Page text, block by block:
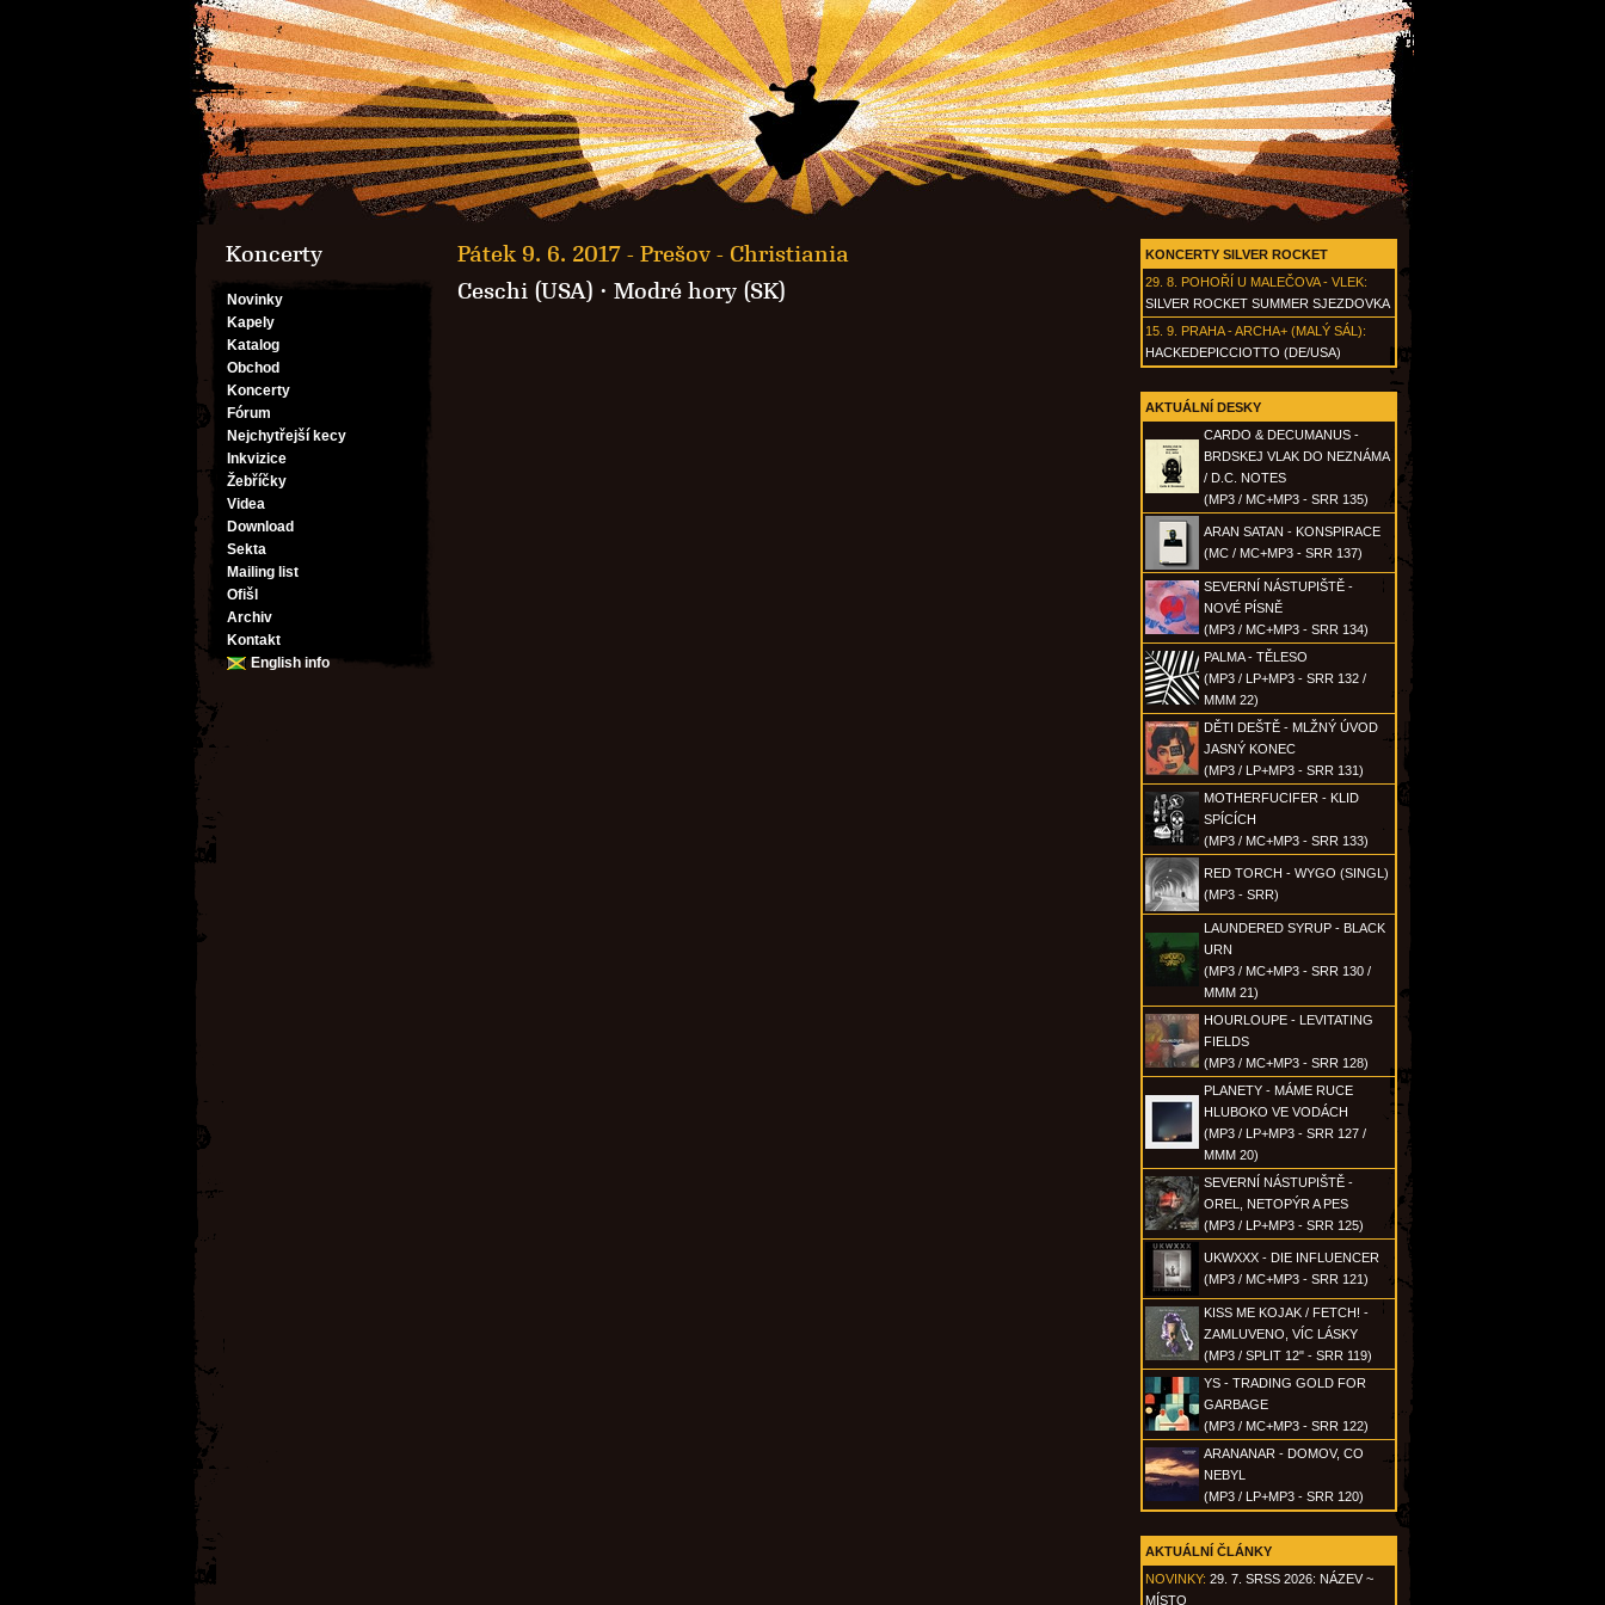
Koncerty
Novinky
Kapely
Katalog
Obchod
Koncerty
Fórum
Nejchytřejší kecy
Inkvizice
Žebříčky
Videa
Download
Sekta
Mailing list
Ofišl
Archiv
Kontakt
English info
KONCERTY SILVER ROCKET
29. 8. POHOŘÍ U MALEČOVA - VLEK:
SILVER ROCKET SUMMER SJEZDOVKA
15. 9. PRAHA - ARCHA+ (MALÝ SÁL):
HACKEDEPICCIOTTO (DE/USA)
AKTUÁLNÍ DESKY
CARDO & DECUMANUS -
BRDSKEJ VLAK DO NEZNÁMA
/ D.C. NOTES
(MP3 / MC+MP3 - SRR 135)
ARAN SATAN - KONSPIRACE
(MC / MC+MP3 - SRR 137)
SEVERNÍ NÁSTUPIŠTĚ -
NOVÉ PÍSNĚ
(MP3 / MC+MP3 - SRR 134)
PALMA - TĚLESO
(MP3 / LP+MP3 - SRR 132 /
MMM 22)
DĚTI DEŠTĚ - MLŽNÝ ÚVOD
JASNÝ KONEC
(MP3 / LP+MP3 - SRR 131)
MOTHERFUCIFER - KLID
SPÍCÍCH
(MP3 / MC+MP3 - SRR 133)
RED TORCH - WYGO (SINGL)
(MP3 - SRR)
LAUNDERED SYRUP - BLACK
URN
(MP3 / MC+MP3 - SRR 130 /
MMM 21)
HOURLOUPE - LEVITATING
FIELDS
(MP3 / MC+MP3 - SRR 128)
PLANETY - MÁME RUCE
HLUBOKO VE VODÁCH
(MP3 / LP+MP3 - SRR 127 /
MMM 20)
SEVERNÍ NÁSTUPIŠTĚ -
OREL, NETOPÝR A PES
(MP3 / LP+MP3 - SRR 125)
UKWXXX - DIE INFLUENCER
(MP3 / MC+MP3 - SRR 121)
KISS ME KOJAK / FETCH! -
ZAMLUVENO, VÍC LÁSKY
(MP3 / SPLIT 12" - SRR 119)
YS - TRADING GOLD FOR
GARBAGE
(MP3 / MC+MP3 - SRR 122)
ARANANAR - DOMOV, CO
NEBYL
(MP3 / LP+MP3 - SRR 120)
AKTUÁLNÍ ČLÁNKY
NOVINKY: 29. 7. SRSS 2026: NÁZEV ~
MÍSTO
Pátek 9. 6. 2017 - Prešov - Christiania
Ceschi (USA) · Modré hory (SK)